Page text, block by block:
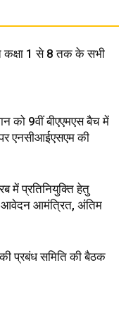
कक्षा 1 से 8 तक के सभी
को 9वीं बीएएमएस बैच में
एनसीआईएसएम की
प्रतिनियुक्ति हेतु
आवेदन आमंत्रित, अंतिम
की प्रबंध समिति की बैठक